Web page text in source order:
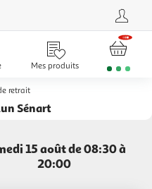
Mes produits
retrait
Sénart
15 août de 08:30 à
20:00